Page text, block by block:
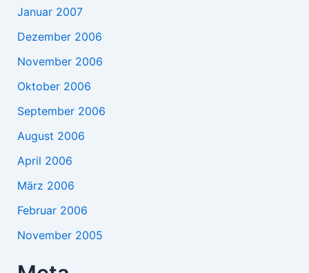
Januar 2007
Dezember 2006
November 2006
Oktober 2006
September 2006
August 2006
April 2006
März 2006
Februar 2006
November 2005